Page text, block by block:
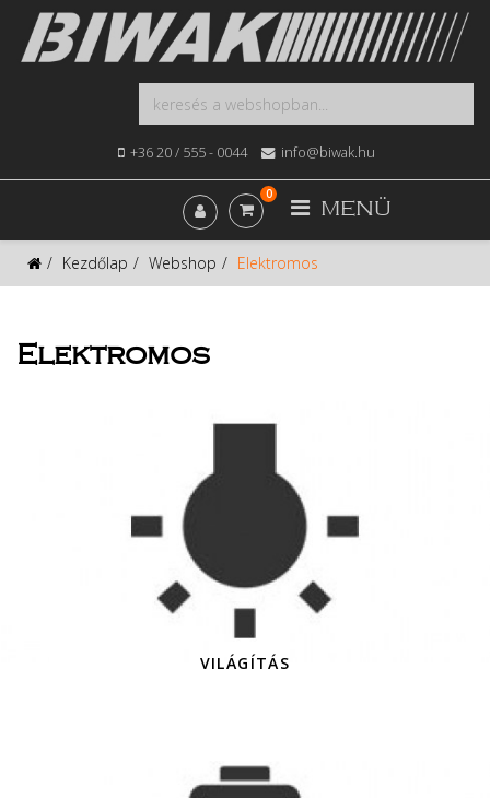
+36 20 / 555 - 0044 info@biwak.hu
MENÜ
0
Kezdőlap Webshop Elektromos
Elektromos
VILÁGÍTÁS